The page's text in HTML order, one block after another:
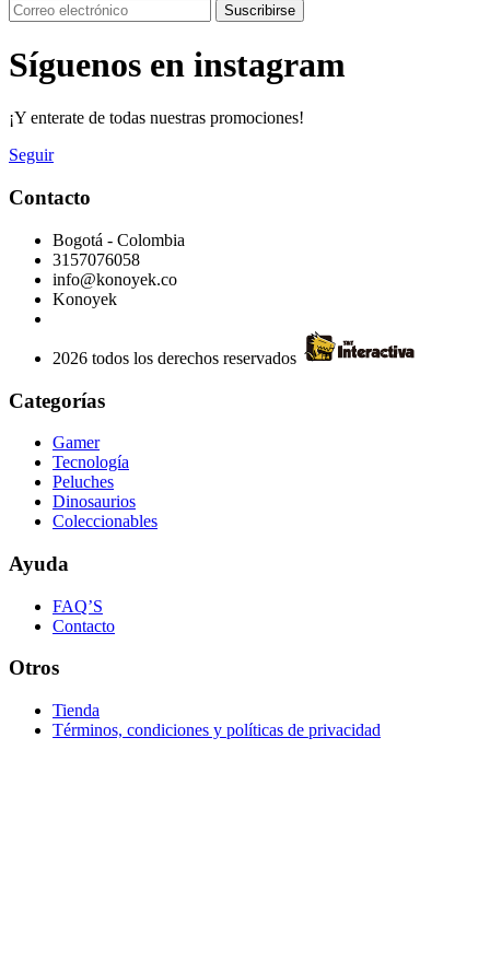
Suscribirse
Síguenos en instagram
¡Y enterate de todas nuestras promociones!
Seguir
Contacto
Bogotá - Colombia
3157076058
info@konoyek.co
Konoyek
2026 todos los derechos reservados
Categorías
Gamer
Tecnología
Peluches
Dinosaurios
Coleccionables
Ayuda
FAQ’S
Contacto
Otros
Tienda
Términos, condiciones y políticas de privacidad